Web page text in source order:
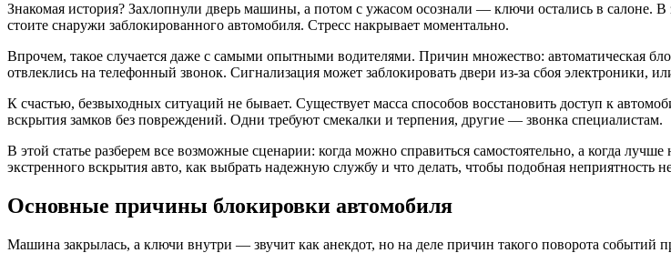
Знакомая история? Захлопнули дверь машины, а потом с ужасом осознали — ключи остались в салоне.
стоите снаружи заблокированного автомобиля. Стресс накрывает моментально.
Впрочем, такое случается даже с самыми опытными водителями. Причин множество: автоматическая
отвлеклись на телефонный звонок. Сигнализация может заблокировать двери из-за сбоя электроники,
К счастью, безвыходных ситуаций не бывает. Существует масса способов восстановить доступ к
вскрытия замков без повреждений. Одни требуют смекалки и терпения, другие — звонка специалистам.
В этой статье разберем все возможные сценарии: когда можно справиться самостоятельно, а когда
экстренного вскрытия авто, как выбрать надежную службу и что делать, чтобы подобная неприятность
Основные причины блокировки автомобиля
Машина закрылась, а ключи внутри — звучит как анекдот, но на деле причин такого поворота событий